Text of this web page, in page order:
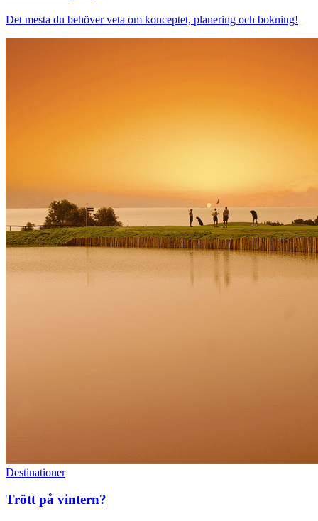
Det mesta du behöver veta om konceptet, planering och bokning!
Destinationer
Trött på vintern?